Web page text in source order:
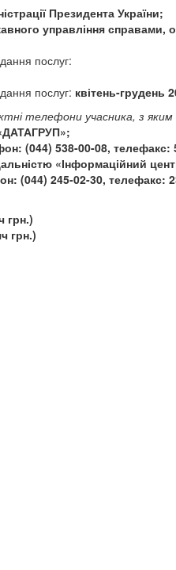
Президента України;
управління справами,
послуг:
послуг: квітень-грудень
телефони учасника, з яким
(044) 538-00-08, телефакс:
«Інформаційний
(044) 245-02-30, телефакс:
грн.)
грн.)